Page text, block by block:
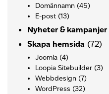
Domännamn (45)
E-post (13)
Nyheter & kampanjer
Skapa hemsida (72)
Joomla (4)
Loopia Sitebuilder (3)
Webbdesign (7)
WordPress (32)